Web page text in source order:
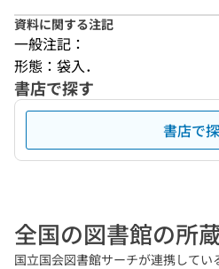
資料に関する注記
一般注記：
形態：袋入．
書店で探す
書店で
全国の図書館の所
国立国会図書館サーチが連携して